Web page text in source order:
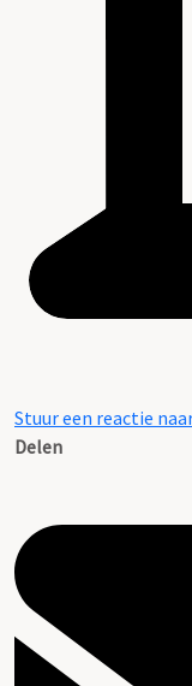
Stuur een reactie
Delen